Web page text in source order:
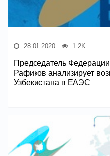
28.01.2020 1.2K
Председатель
Рафиков анализирует
Узбекистана в ЕАЭС